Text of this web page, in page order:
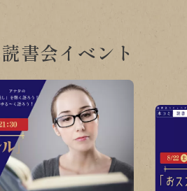
書会イベント